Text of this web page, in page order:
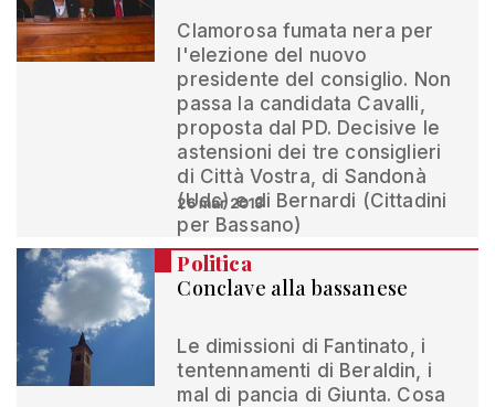
Clamorosa fumata nera per
l'elezione del nuovo
presidente del consiglio. Non
passa la candidata Cavalli,
proposta dal PD. Decisive le
astensioni dei tre consiglieri
di Città Vostra, di Sandonà
(Udc) e di Bernardi (Cittadini
per Bassano)
26 mar 2013
Politica
Conclave alla bassanese
Le dimissioni di Fantinato, i
tentennamenti di Beraldin, i
mal di pancia di Giunta. Cosa